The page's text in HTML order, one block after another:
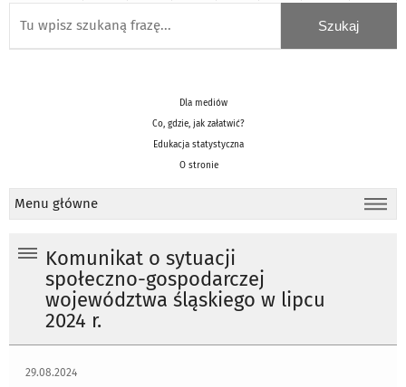
Dla mediów
Co, gdzie, jak załatwić?
Edukacja statystyczna
O stronie
Menu główne
Komunikat o sytuacji
społeczno-gospodarczej
województwa śląskiego w lipcu
2024 r.
29.08.2024